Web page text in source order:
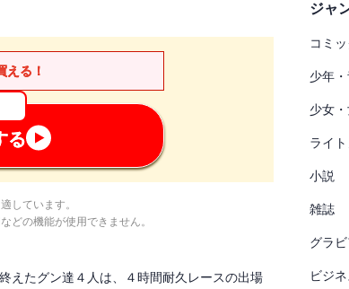
える！
る
しています。
どの機能が使用できません。
えたグン達４人は、４時間耐久レースの出場
ジャ
コミッ
少年
少女
ライ
小説
雑誌
グラ
ビジ